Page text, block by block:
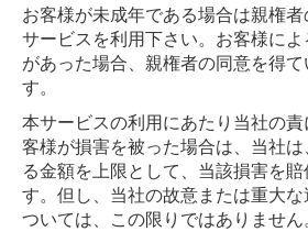
お客様が未成年である場合は親権
サービスを利用下さい。お客様に
があった場合、親権者の同意を得
す。
本サービスの利用にあたり当社の
客様が損害を被った場合は、当社
る金額を上限として、当該損害を
す。但し、当社の故意または重大
ついては、この限りではありません。